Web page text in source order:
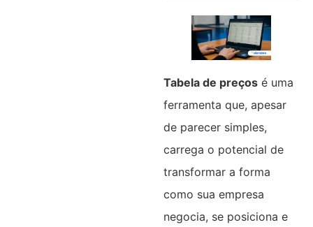
Tabela de preçosé uma
ferramenta que, apesar
de parecer simples,
carrega o potencial de
transformar a forma
como sua empresa
negocia, se posiciona e